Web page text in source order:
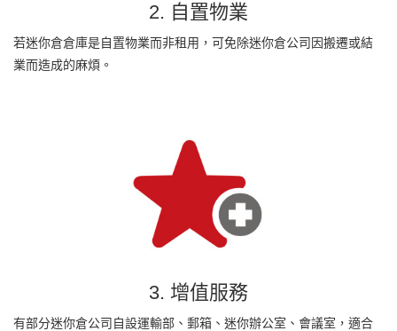
2. 自置物業
若迷你倉倉庫是自置物業而非租用，可免除迷你倉公司因搬遷或結
業而造成的麻煩。
3. 增值服務
有部分迷你倉公司自設運輸部、郵箱、迷你辦公室、會議室，適合